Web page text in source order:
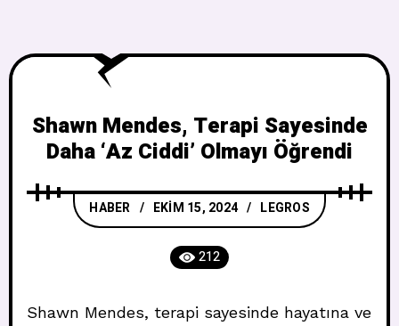
Shawn Mendes, Terapi Sayesinde
Daha ‘Az Ciddi’ Olmayı Öğrendi
HABER EKIM 15, 2024 LEGROS
212
Shawn Mendes, terapi sayesinde hayatına ve